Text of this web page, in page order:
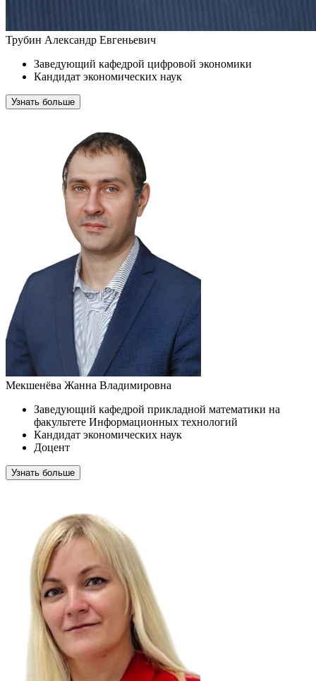
Трубин Александр Евгеньевич
Заведующий кафедрой цифровой экономики
Кандидат экономических наук
Узнать больше
Мекшенёва Жанна Владимировна
Заведующий кафедрой прикладной математики на
факультете Информационных технологий
Кандидат экономических наук
Доцент
Узнать больше